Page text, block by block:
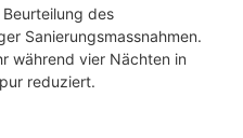
des
Sanierungsmassnahmen.
während vier Nächten in
reduziert.